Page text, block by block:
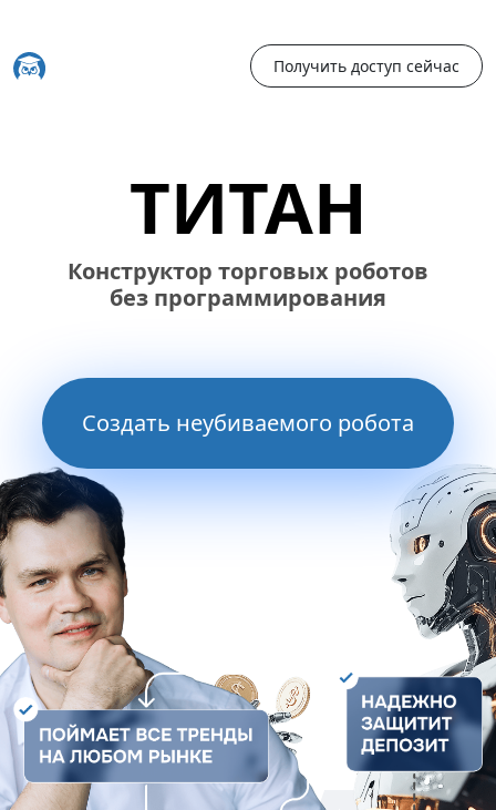
Получить доступ сейчас
ТИТАН
Конструктор торговых роботов
без программирования
Создать неубиваемого робота